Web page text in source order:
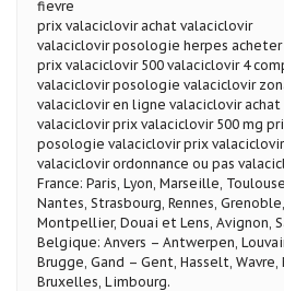
fievre
prix valaciclovir achat valaciclovir
valaciclovir posologie herpes
prix valaciclovir 500 valaciclovir 4
valaciclovir posologie valaciclovir
valaciclovir en ligne valaciclovir achat
valaciclovir prix valaciclovir 500 mg
posologie valaciclovir prix valaciclovir
valaciclovir ordonnance ou pas
France: Paris, Lyon, Marseille,
Nantes, Strasbourg, Rennes,
Montpellier, Douai et Lens, Avignon,
Belgique: Anvers – Antwerpen,
Brugge, Gand – Gent, Hasselt, Wavre,
Bruxelles, Limbourg.